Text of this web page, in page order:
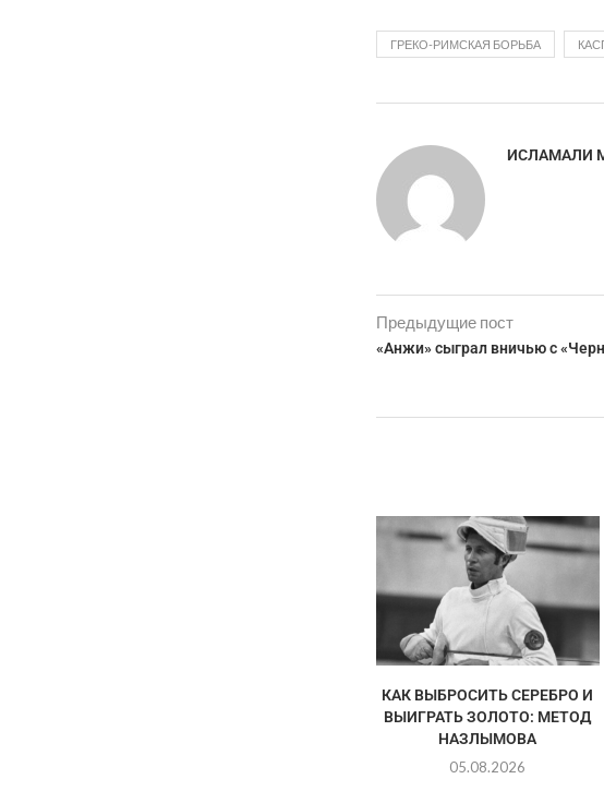
ГРЕКО-РИМСКАЯ БОРЬБА
ИСЛАМАЛИ
Предыдущие пост
«Анжи» сыграл вничью с
КАК ВЫБРОСИТЬ СЕРЕБРО И
ВЫИГРАТЬ ЗОЛОТО: МЕТОД
НАЗЛЫМОВА
05.08.2026